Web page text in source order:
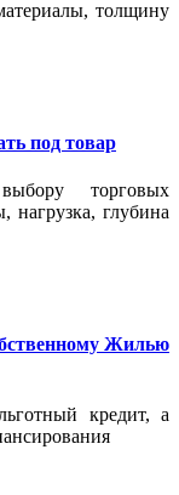
толщину
под товар
торговых
нагрузка, глубина
Жилью
кредит, а